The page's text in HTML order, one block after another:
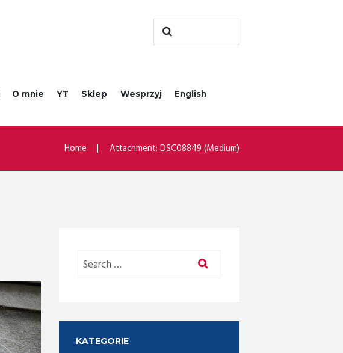
O mnie YT Sklep Wesprzyj English
Home Attachment: DSC08849 (Medium)
KATEGORIE